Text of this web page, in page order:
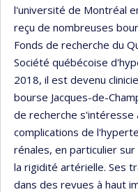
l'université de Montréal
reçu de nombreuses
Fonds de recherche du
Société québécoise
2018, il est devenu
bourse Jacques-de-
de recherche s'intéresse
complications de
rénales, en particulier
la rigidité artérielle. Ses
dans des revues à haut